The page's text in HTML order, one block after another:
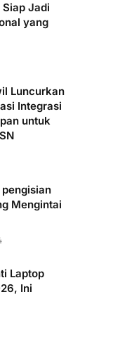
Siap Jadi
yang
Luncurkan
Integrasi
untuk
Mengintai
Laptop
Ini